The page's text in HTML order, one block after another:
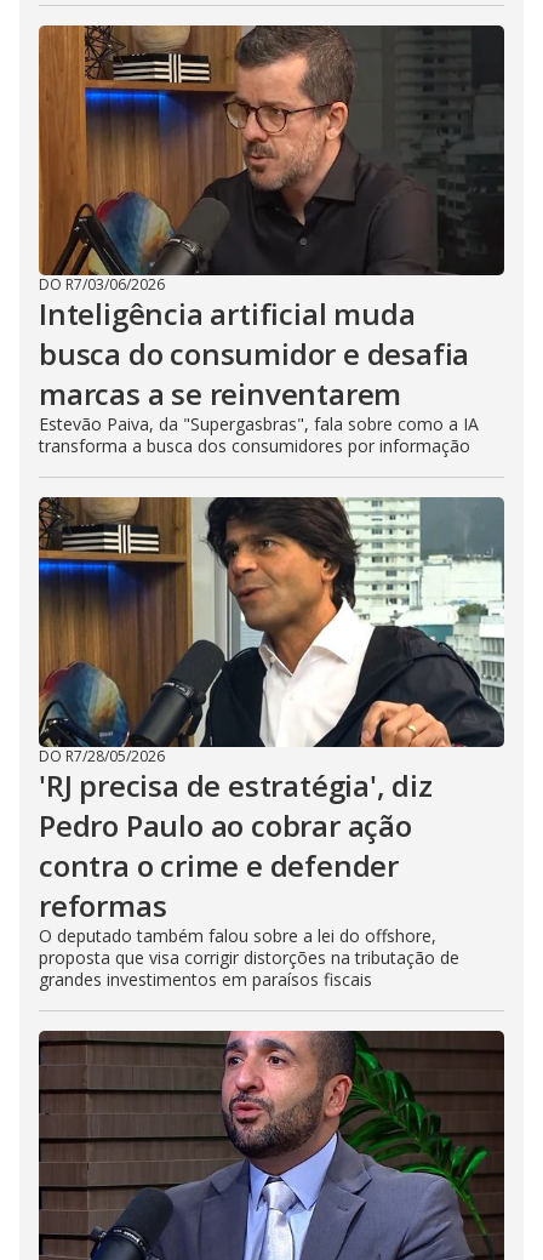
DO R7/03/06/2026
Inteligência artificial muda
busca do consumidor e desafia
marcas a se reinventarem
Estevão Paiva, da "Supergasbras", fala sobre como a IA
transforma a busca dos consumidores por informação
DO R7/28/05/2026
'RJ precisa de estratégia', diz
Pedro Paulo ao cobrar ação
contra o crime e defender
reformas
O deputado também falou sobre a lei do offshore,
proposta que visa corrigir distorções na tributação de
grandes investimentos em paraísos fiscais